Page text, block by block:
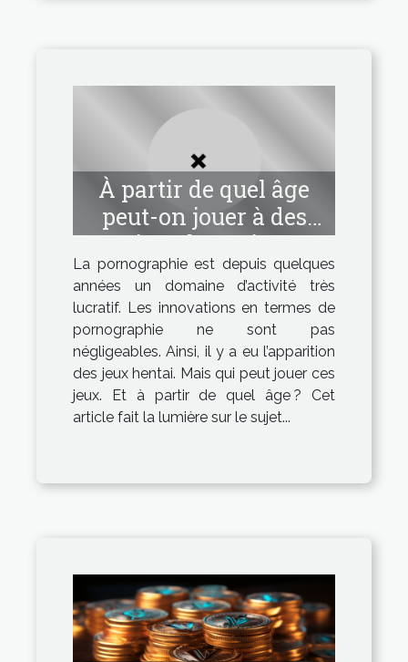
À partir de quel âge
peut-on jouer à des
jeux hentai ?
La pornographie est depuis quelques
années un domaine d’activité très
lucratif. Les innovations en termes de
pornographie ne sont pas
négligeables. Ainsi, il y a eu l’apparition
des jeux hentai. Mais qui peut jouer ces
jeux. Et à partir de quel âge ? Cet
article fait la lumière sur le sujet...